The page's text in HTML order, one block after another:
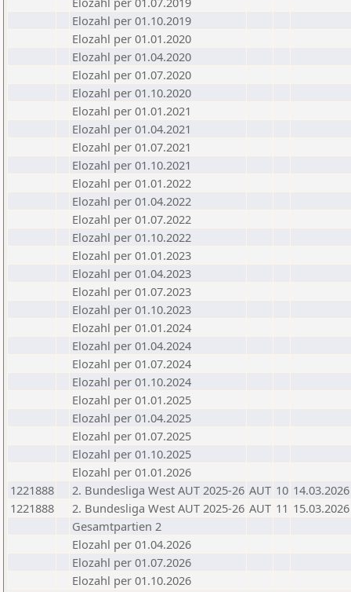
Elozahl per 01.10.2019
Elozahl per 01.01.2020
Elozahl per 01.04.2020
Elozahl per 01.07.2020
Elozahl per 01.10.2020
Elozahl per 01.01.2021
Elozahl per 01.04.2021
Elozahl per 01.07.2021
Elozahl per 01.10.2021
Elozahl per 01.01.2022
Elozahl per 01.04.2022
Elozahl per 01.07.2022
Elozahl per 01.10.2022
Elozahl per 01.01.2023
Elozahl per 01.04.2023
Elozahl per 01.07.2023
Elozahl per 01.10.2023
Elozahl per 01.01.2024
Elozahl per 01.04.2024
Elozahl per 01.07.2024
Elozahl per 01.10.2024
Elozahl per 01.01.2025
Elozahl per 01.04.2025
Elozahl per 01.07.2025
Elozahl per 01.10.2025
Elozahl per 01.01.2026
1221888
2. Bundesliga West AUT 2025-26 AUT 10 14.03.2026
1221888
2. Bundesliga West AUT 2025-26 AUT 11 15.03.2026
Gesamtpartien 2
Elozahl per 01.04.2026
Elozahl per 01.07.2026
Elozahl per 01.10.2026